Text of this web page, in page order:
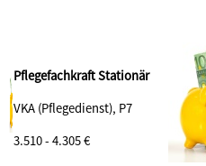
Pflegefachkraft Stationär
VKA (Pflegedienst), P7
3.510 - 4.305 €